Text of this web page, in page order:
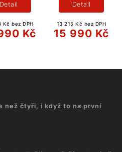
Kč bez DPH
Kč
Detail
13 215 Kč bez DPH
15 990 Kč
Detail
než čtyři, i když to na první